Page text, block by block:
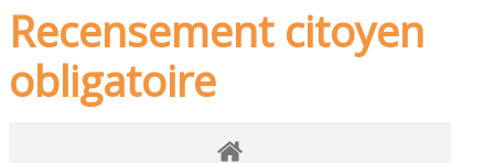
Recensement citoyen
obligatoire